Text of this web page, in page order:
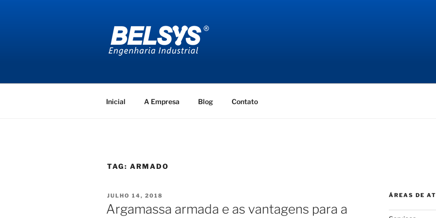
Inicial A Empresa Blog Contato
TAG: ARMADO
PUBLICADO
EM
JULHO 14, 2018
Argamassa armada e as vantagens para a
ÁREAS DE